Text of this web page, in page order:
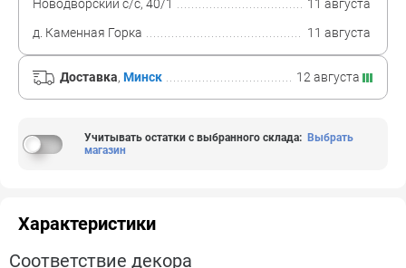
Новодворский с/с, 40/1
11 августа
д. Каменная Горка
11 августа
Доставка, Минск 12 августа
Учитывать остатки с выбранного склада: Выбрать
магазин
Характеристики
Соответствие декора